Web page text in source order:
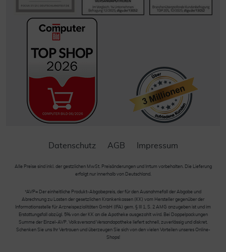
Datenschutz AGB Impressum
Alle Preise sind inkl. der gestzlichen MwSt. Preisänderungen und Irrtum vorbehalten. Die Lieferung
erfolgt nur innerhalb von Deutschland.
*AVP= Der einheitliche Produkt-Abgabepreis, der für den Ausnahmefall der Abgabe und
Abrechnung zu Lasten der gesetzlichen Krankenkassen (KK) vom Hersteller gegenüber der
Informationsstelle für Arzneispezialitäten GmbH (IFA) gem. § III 1, S. 2 AMG anzugeben ist und im
Erstattungsfall abzügl. 5% von der KK an die Apotheke ausgezahlt wird. Bei Doppelpackungen
Summe der Einzel-AVP. Volksversand Versandapotheke liefert schnell, zuverlässig und diskret.
Schenken Sie uns Ihr Vertrauen und überzeugen Sie sich von den vielen Vorteilen unseres Online-
Shops!